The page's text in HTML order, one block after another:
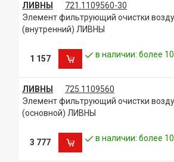
ЛИВНЫ
721.1109560-30
Элемент фильтрующий очистки
(внутренний) ЛИВНЫ
1 157 в наличии: более
ЛИВНЫ
725.1109560
Элемент фильтрующий очистки
(основной) ЛИВНЫ
3 777 в наличии: более